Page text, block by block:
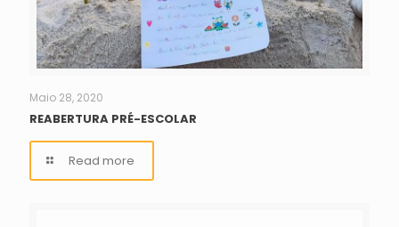
Maio 28, 2020
REABERTURA PRÉ-ESCOLAR
Read more